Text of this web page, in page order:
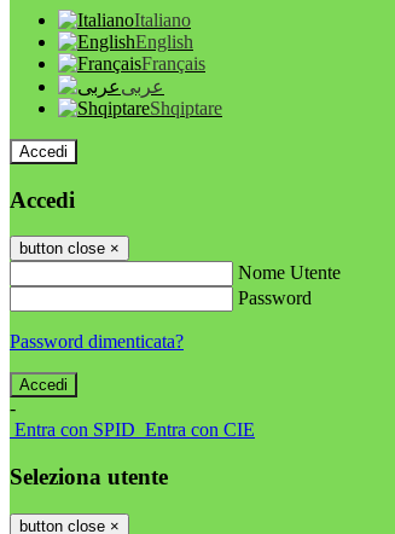
Italiano
English
Français
عربى
Shqiptare
Accedi
Accedi
button close ×
Nome Utente
Password
Password dimenticata?
-
Entra con SPID Entra con CIE
Seleziona utente
button close ×